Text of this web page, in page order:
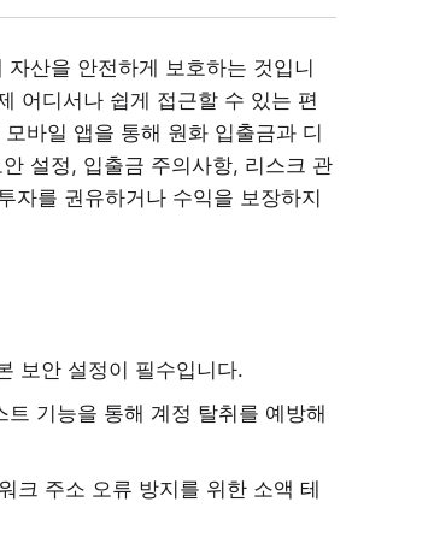
산을 안전하게 보호하는 것입니
어디서나 쉽게 접근할 수 있는 편
바일 앱을 통해 원화 입출금과 디
설정, 입출금 주의사항, 리스크 관
자를 권유하거나 수익을 보장하지
보안 설정이 필수입니다.
기능을 통해 계정 탈취를 예방해
크 주소 오류 방지를 위한 소액 테